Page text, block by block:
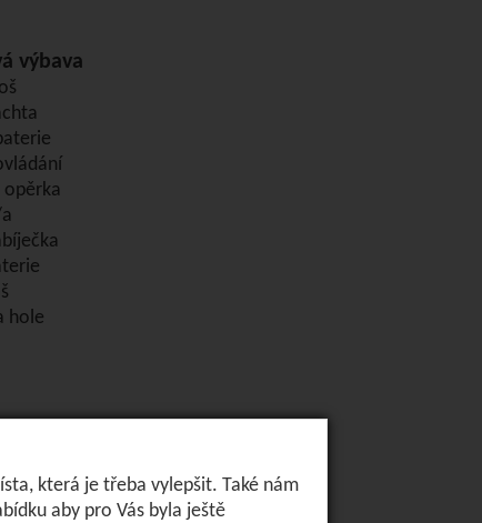
výbava
opěrka
hole
která je třeba vylepšit. Také nám
aby pro Vás byla ještě